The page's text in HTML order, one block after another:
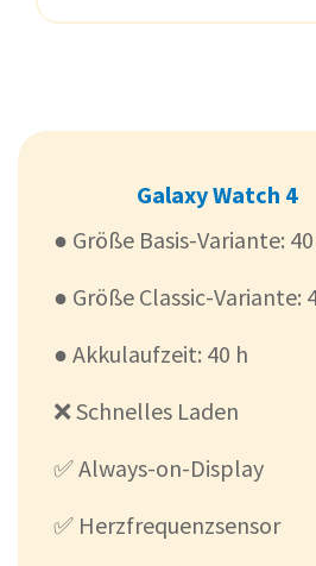
Galaxy Watch 4
● Größe Basis-Variante:
● Größe Classic-Variante:
● Akkulaufzeit: 40 h
❌ Schnelles Laden
✅ Always-on-Display
✅ Herzfrequenzsensor